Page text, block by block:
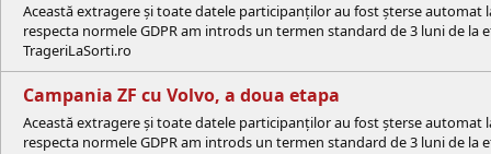
Această extragere și toate datele participanților au fost șterse
respecta normele GDPR am introds un termen standard de 3 luni de
TrageriLaSorti.ro
Campania ZF cu Volvo, a doua etapa
Această extragere și toate datele participanților au fost șterse
respecta normele GDPR am introds un termen standard de 3 luni de